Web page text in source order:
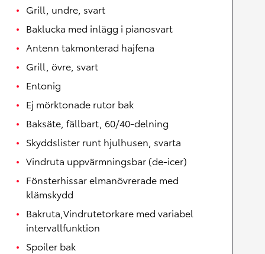
Grill, undre, svart
Baklucka med inlägg i pianosvart
Antenn takmonterad hajfena
Grill, övre, svart
Entonig
Ej mörktonade rutor bak
Baksäte, fällbart, 60/40-delning
Skyddslister runt hjulhusen, svarta
Vindruta uppvärmningsbar (de-icer)
Fönsterhissar elmanövrerade med
klämskydd
Bakruta,Vindrutetorkare med variabel
intervallfunktion
Spoiler bak